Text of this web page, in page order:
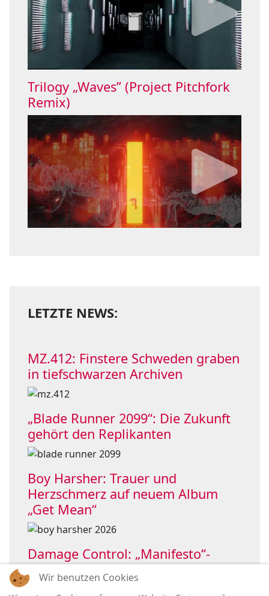
Trilogy „Waves” (Project Pitchfork
Remix)
LETZTE NEWS:
MZ.412: Finstere Schweden graben
in tiefschwarzen Archiven
„Blade Runner 2099“: Die Zukunft
gehört den Replikanten
Boy Harsher: Trauer und
Herzschmerz auf neuem Album
„Get Mean“
Damage Control: „Manifesto“-
Single holt OHMElectronic ins Boot
Wir benutzen Cookies